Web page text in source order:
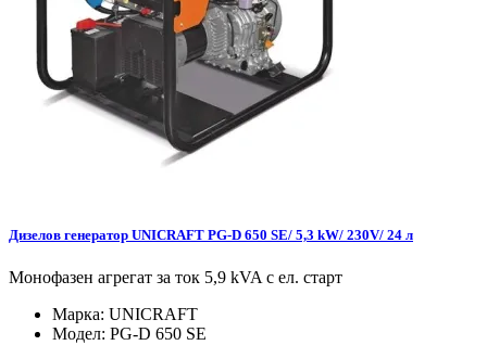
Дизелов генератор UNICRAFT PG-D 650 SE/ 5,3 kW/ 230V/ 24 л
Монофазен агрегат за ток 5,9 kVA с ел. старт
Марка: UNICRAFT
Модел: PG-D 650 SE